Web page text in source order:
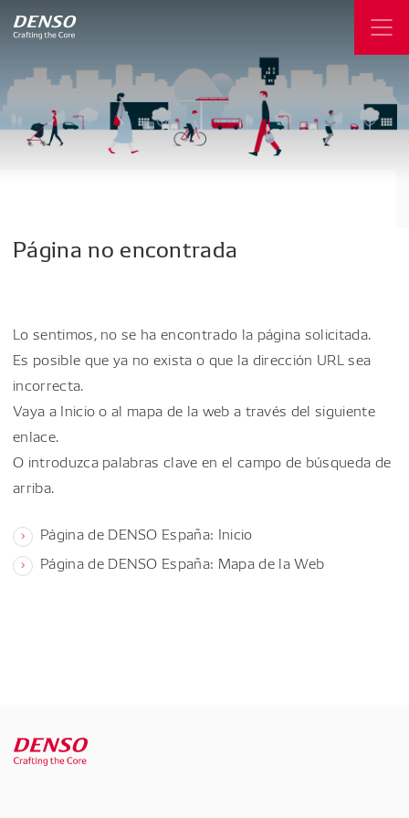
Página no encontrada
Lo sentimos, no se ha encontrado la página solicitada.
Es posible que ya no exista o que la dirección URL sea
incorrecta.
Vaya a Inicio o al mapa de la web a través del siguiente
enlace.
O introduzca palabras clave en el campo de búsqueda de
arriba.
Página de DENSO España: Inicio
Página de DENSO España: Mapa de la Web